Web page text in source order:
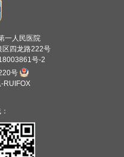
一人民医院
区四龙路222号
号-2
号
RUIFOX